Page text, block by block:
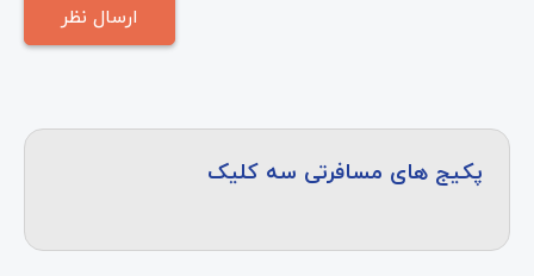
پکیج های مسافرتی سه کلیک